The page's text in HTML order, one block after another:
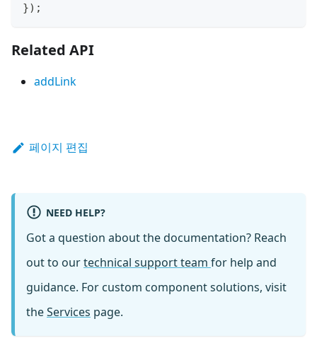
}) ;
Related API
addLink
페이지 편집
NEED HELP?
Got a question about the documentation? Reach
out to ourtechnical support team for help and
guidance. For custom component solutions, visit
theServices page.